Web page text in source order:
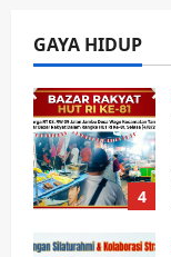
GAYA HIDUP
3
4